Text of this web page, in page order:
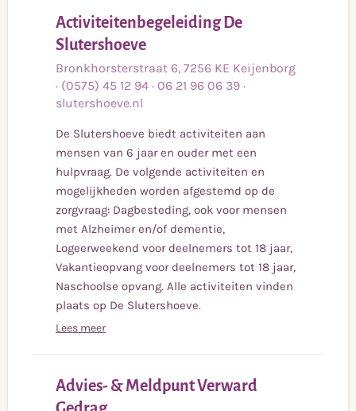
Activiteitenbegeleiding De
SlutershoeveLees
meer
Bronkhorsterstraat 6, 7256 KE Keijenborg
· (0575) 45 12 94 · 06 21 96 06 39 ·
slutershoeve.nl
De Slutershoeve biedt activiteiten aan
mensen van 6 jaar en ouder met een
hulpvraag. De volgende activiteiten en
mogelijkheden worden afgestemd op de
zorgvraag: Dagbesteding, ook voor mensen
met Alzheimer en/of dementie,
Logeerweekend voor deelnemers tot 18 jaar,
Vakantieopvang voor deelnemers tot 18 jaar,
Naschoolse opvang. Alle activiteiten vinden
plaats op De Slutershoeve.
Lees meer
Advies- & Meldpunt Verward
Lees